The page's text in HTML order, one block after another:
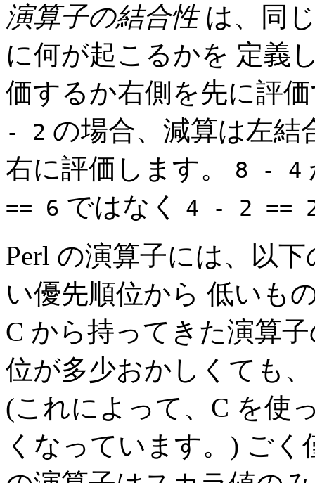
演算子の結合性は、同
に何が起こるかを 定義
価するか右側を先に評
- 2 の場合、減算は左結
右に評価します。
8 - 4
== 6 ではなく 4 - 2 ==
Perl の演算子には、以
い優先順位から 低いも
C から持ってきた演算
位が多少おかしくても
(これによって、C を使
くなっています。) ご